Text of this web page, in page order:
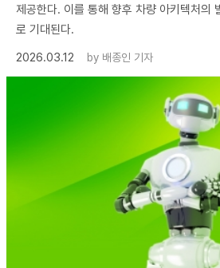
제공한다. 이를 통해 향후 차량 아키텍처의
로 기대된다.
2026.03.12
by 배종인 기자